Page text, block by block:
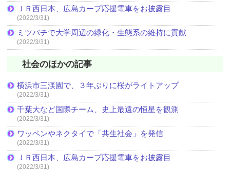
ＪＲ西日本、広島カープ応援電車をお披露目
(2022/3/31)
ミツバチで大学周辺の緑化・生態系の維持に貢献
(2022/3/31)
社会のほかの記事
横浜市三渓園で、３年ぶりに桜がライトアップ
(2022/3/31)
千葉大など国際チーム、史上最遠の恒星を観測
(2022/3/31)
ワッペンやネクタイで「共生社会」を発信
(2022/3/31)
ＪＲ西日本、広島カープ応援電車をお披露目
(2022/3/31)